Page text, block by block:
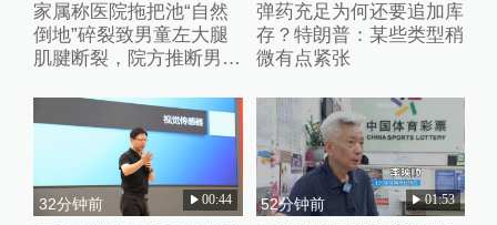
家属称医院拖把池“自然
倒地”碎裂致男童左大腿
肌腱断裂，院方推断男童
弹药充足为何还要追加库
存？特朗普：某些类型稍
微有点紧张
32分钟前 00:44 52分钟前 01:53